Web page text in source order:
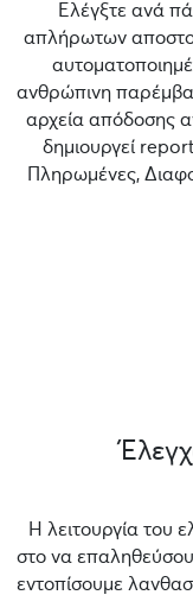
Ελέγξτε ανά
απλήρωτων
ανθρώπινη
αρχεία απόδοσης
δημιουργεί
Πληρωμένες,
Η λειτουργία του
στο να
εντοπίσουμε